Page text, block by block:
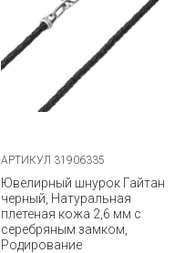
АРТИКУЛ 31906335
Ювелирный шнурок Гайтан
черный, Натуральная
плетеная кожа 2,6 мм с
серебряным замком,
Родирование